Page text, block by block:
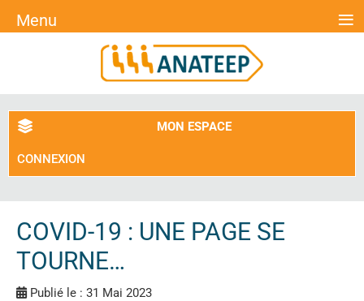
MON ESPACE
CONNEXION
COVID-19 : UNE PAGE SE
TOURNE…
Publié le : 31 Mai 2023
Menu ≡